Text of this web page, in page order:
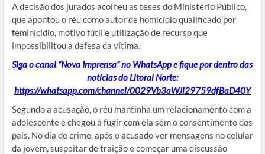
A decisão dos jurados acolheu as teses do Ministério Público,
que apontou o réu como autor de homicídio qualificado por
feminicídio, motivo fútil e utilização de recurso que
impossibilitou a defesa da vítima.
Siga o canal “Nova Imprensa” no WhatsApp e fique por dentro das
notícias do Litoral Norte:
https://whatsapp.com/channel/0029Vb3aWJl29759dfBaD40Y
Segundo a acusação, o réu mantinha um relacionamento com a
adolescente e chegou a fugir com ela sem o consentimento dos
pais. No dia do crime, após o acusado ver mensagens no celular
da jovem, suspeitar de traição e começar uma discussão